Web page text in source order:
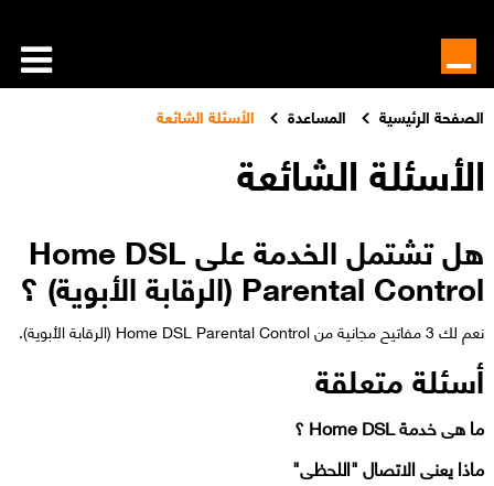
الصفحة الرئيسية المساعدة الأسئلة الشائعة
الأسئلة الشائعة
هل تشتمل الخدمة على Home DSL
Parental Control (الرقابة الأبوية) ؟
نعم لك 3 مفاتيح مجانية من Home DSL Parental Control (الرقابة الأبوية).​
أسئلة متعلقة
ما هى خدمة Home DSL ؟
ماذا يعنى الاتصال "اللحظى"